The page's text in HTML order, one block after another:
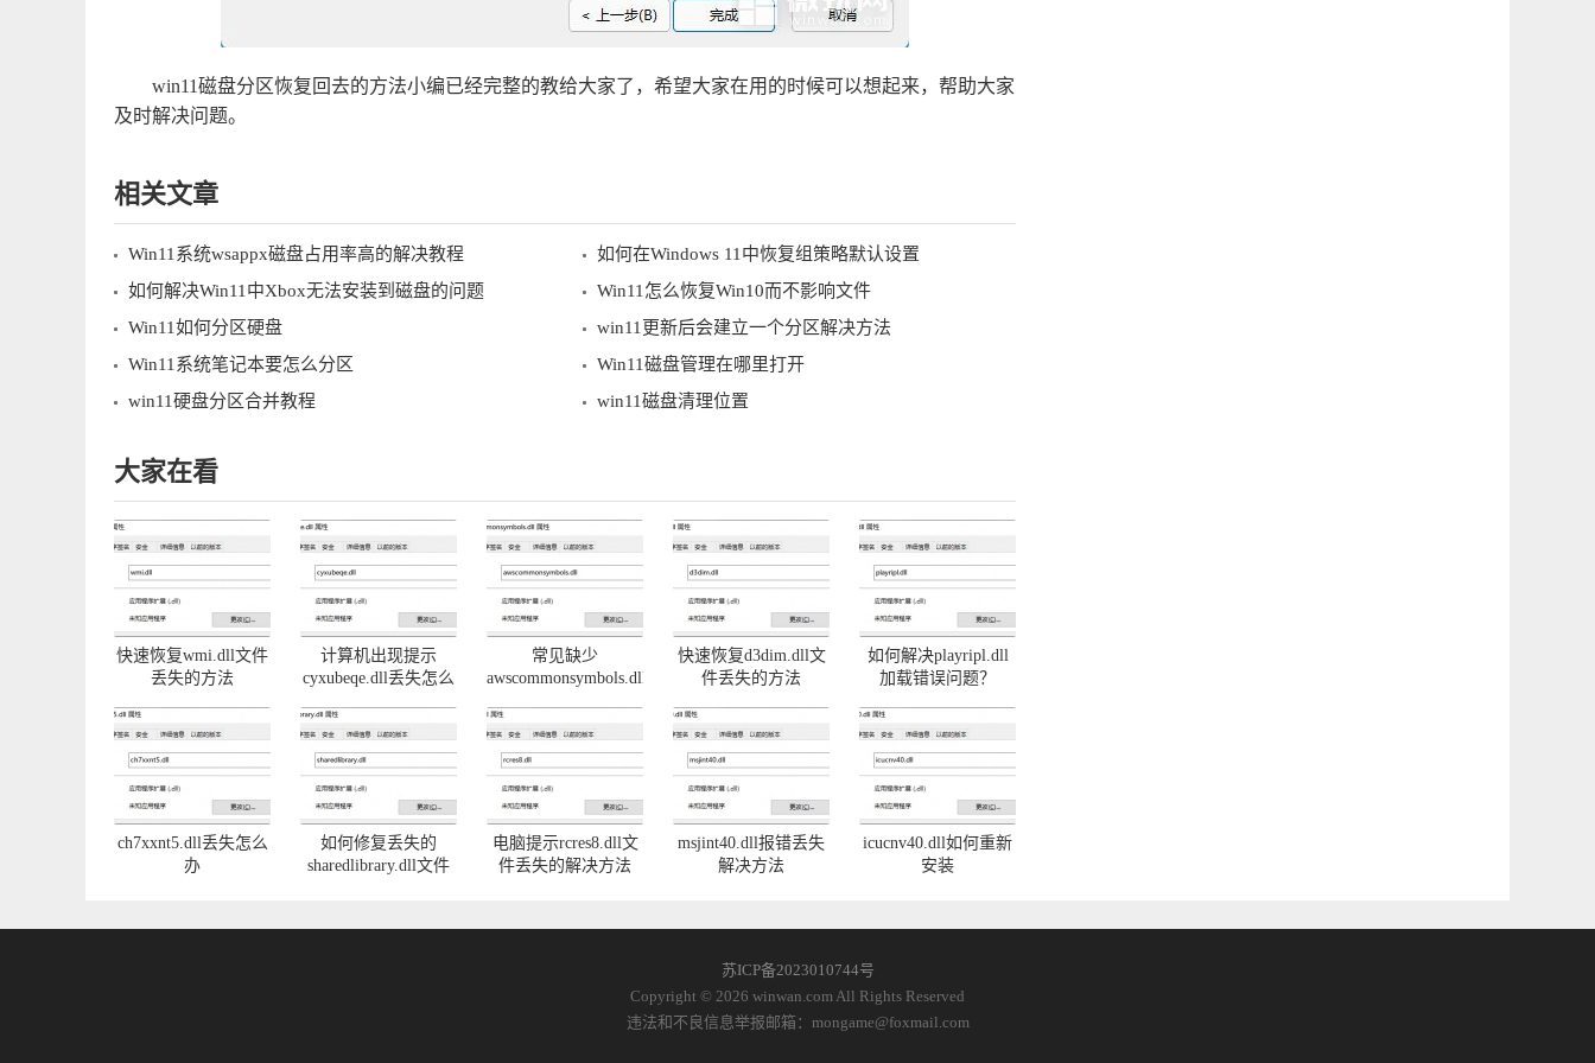
win11磁盘分区恢复回去的方法小编已经完整的教给大家了，希望大家在用的时候可以想起来，帮助大家
及时解决问题。
相关文章
Win11系统wsappx磁盘占用率高的解决教程
如何在Windows 11中恢复组策略默认设置
如何解决Win11中Xbox无法安装到磁盘的问题
Win11怎么恢复Win10而不影响文件
Win11如何分区硬盘
win11更新后会建立一个分区解决方法
Win11系统笔记本要怎么分区
Win11磁盘管理在哪里打开
win11硬盘分区合并教程
win11磁盘清理位置
大家在看
快速恢复wmi.dll文件
丢失的方法
计算机出现提示
cyxubeqe.dll丢失怎么
常见缺少
awscommonsymbols.dll
快速恢复d3dim.dll文
件丢失的方法
如何解决playripl.dll
加载错误问题？
ch7xxnt5.dll丢失怎么
办
如何修复丢失的
sharedlibrary.dll文件
电脑提示rcres8.dll文
件丢失的解决方法
msjint40.dll报错丢失
解决方法
icucnv40.dll如何重新
安装
苏ICP备2023010744号
Copyright © 2026 winwan.com All Rights Reserved
违法和不良信息举报邮箱：mongame@foxmail.com